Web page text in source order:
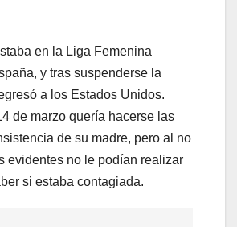
en la Liga Femenina
y tras suspenderse la
a los Estados Unidos.
de marzo quería hacerse las
de su madre, pero al no
evidentes no le podían realizar
si estaba contagiada.